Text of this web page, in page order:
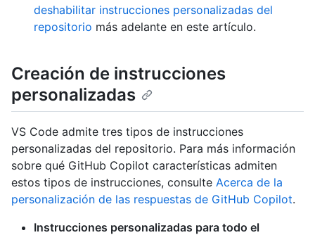
deshabilitar instrucciones personalizadas del
repositorio más adelante en este artículo.
Creación de instrucciones
personalizadas
VS Code admite tres tipos de instrucciones
personalizadas del repositorio. Para más información
sobre qué GitHub Copilot características admiten
estos tipos de instrucciones, consulte Acerca de la
personalización de las respuestas de GitHub Copilot.
Instrucciones personalizadas para todo el